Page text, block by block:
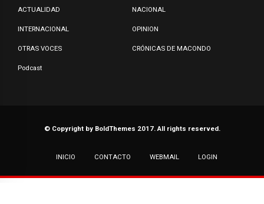
ACTUALIDAD NACIONAL
INTERNACIONAL OPINION
OTRAS VOCES CRÓNICAS DE MACONDO
Podcast
© Copyright by BoldThemes 2017. All rights reserved.
INICIO CONTACTO WEBMAIL LOGIN